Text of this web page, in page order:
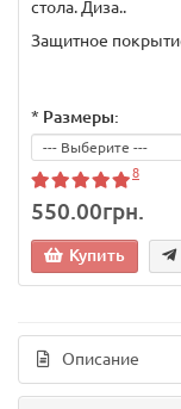
стола. Диза..
Защитное
* Размеры:
8
550.00грн.
Купить
Описание